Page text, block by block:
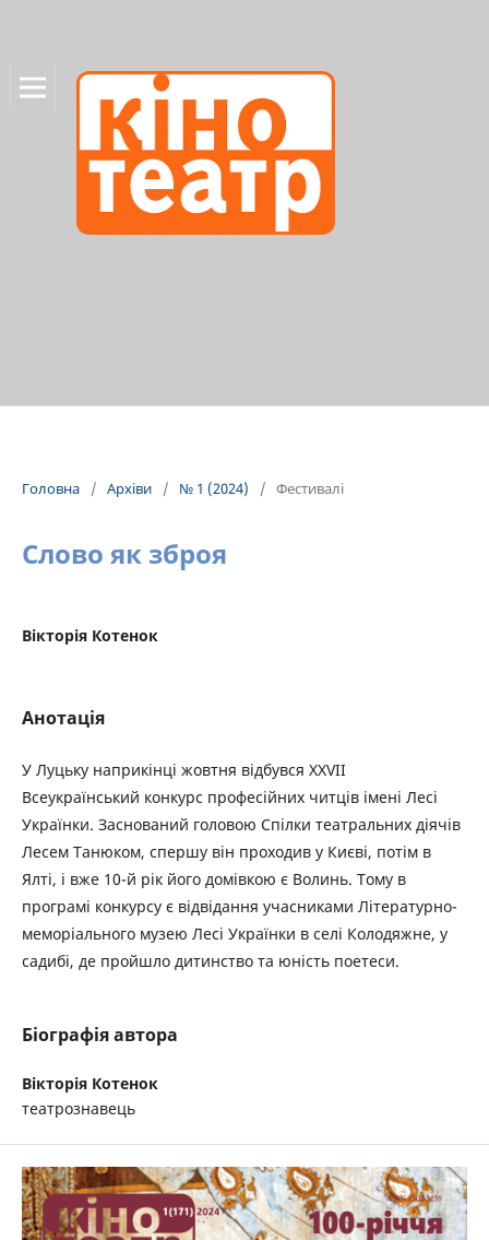
Головна / Архіви / № 1 (2024) / Фестивалі
Слово як зброя
Вікторія Котенок
Анотація
У Луцьку наприкінці жовтня відбувся XXVII
Всеукраїнський конкурс професійних читців імені Лесі
Українки. Заснований головою Спілки театральних діячів
Лесем Танюком, спершу він проходив у Києві, потім в
Ялті, і вже 10-й рік його домівкою є Волинь. Тому в
програмі конкурсу є відвідання учасниками Літературно-
меморіального музею Лесі Українки в селі Колодяжне, у
садибі, де пройшло дитинство та юність поетеси.
Біографія автора
Вікторія Котенок
театрознавець